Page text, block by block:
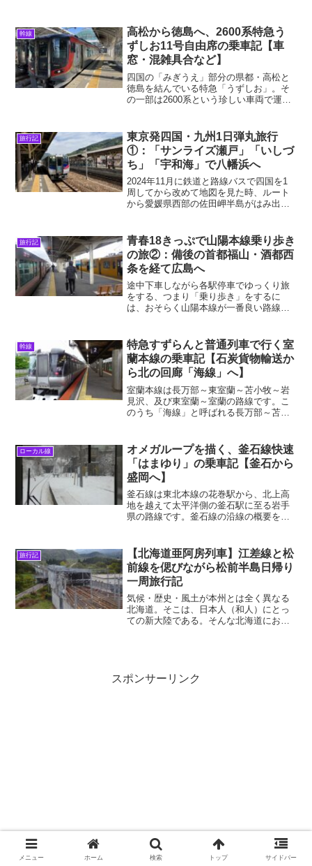
幹線
高松から徳島へ、2600系特急う
ずしお11号自由席の乗車記【車
窓・混雑具合など】
四国の「みぎうえ」部分の県都・高松と
徳島を結んでいる特急「うずしお」。そ
の一部は2600系という珍しい車両で運転
のJR四国を語るうえで欠かすことのでき
ない存在です。20...
旅行記
東京発四国・九州1日弾丸旅行
①：「サンライズ瀬戸」「いしづ
ち」「宇和海」で八幡浜へ
2024年11月に鉄道と路線バスで四国を1
周してから改めて地図を見た時、ルート
から愛媛県西部の佐田岬半島がはみ出て
る。赤線が2024年11月のルート国土地理
院の地図を加...
旅行記
青春18きっぷで山陽本線乗り歩き
の旅②：備後の首都福山・酒都西
条を経て広島へ
途中下車しながら各駅停車でゆっくり旅
をする、つまり「乗り歩き」をするに
は、おそらく山陽本線が一番良い路線だ
ぶ田園風景も格別である。そして古代以
来の海と陸の回廊である山陽...
幹線
特急すずらんと普通列車で行く室
蘭本線の乗車記【石炭貨物輸送か
ら北の回廊「海線」へ】
室蘭本線は長万部～東室蘭～苫小牧～岩
見沢、及び東室蘭～室蘭の路線です。こ
のうち「海線」と呼ばれる長万部～苫小
線の雰囲気です。全線に渡って歴史がし
みこんだ室蘭本線ですが、...
ローカル線
オメガループを描く、釜石線快速
「はまゆり」の乗車記【釜石から
盛岡へ】
釜石線は東北本線の花巻駅から、北上高
地を越えて太平洋側の釜石駅に至る岩手
県の路線です。釜石線の沿線の概要を先
鱒沢・遠野盆地と高原の、鱒沢～遠野～
足ヶ瀬・釜石線のハイライト...
旅行記
【北海道亜阿房列車】江差線と松
前線を偲びながら松前半島日帰り
一周旅行記
気候・歴史・風土が本州とは全く異なる
北海道。そこは、日本人（和人）にとっ
ての新大陸である。そんな北海道におい
スポンサーリンク
メニュー ホーム 検索 トップ サイドバー